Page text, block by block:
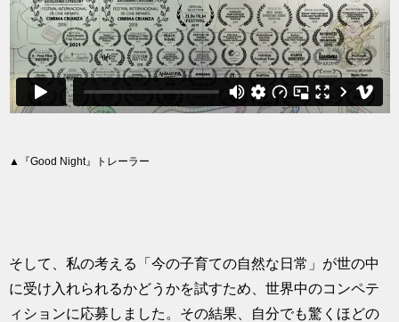
▲『Good Night』トレーラー
そして、私の考える「今の子育ての自然な日常」が世の中
に受け入れられるかどうかを試すため、世界中のコンペテ
ィションに応募しました。その結果、自分でも驚くほどの